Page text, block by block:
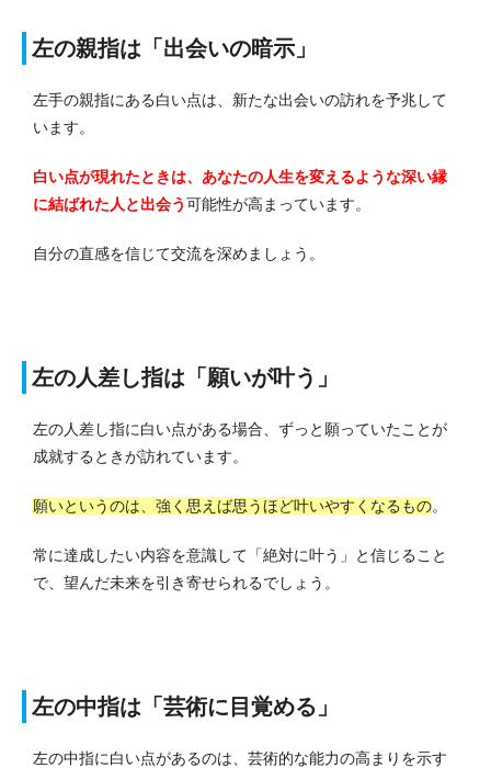
左の親指は「出会いの暗示」
左手の親指にある白い点は、新たな出会いの訪れを予兆して
います。
白い点が現れたときは、あなたの人生を変えるような深い縁
に結ばれた人と出会う可能性が高まっています。
自分の直感を信じて交流を深めましょう。
左の人差し指は「願いが叶う」
左の人差し指に白い点がある場合、ずっと願っていたことが
成就するときが訪れています。
願いというのは、強く思えば思うほど叶いやすくなるもの。
常に達成したい内容を意識して「絶対に叶う」と信じること
で、望んだ未来を引き寄せられるでしょう。
左の中指は「芸術に目覚める」
左の中指に白い点があるのは、芸術的な能力の高まりを示す